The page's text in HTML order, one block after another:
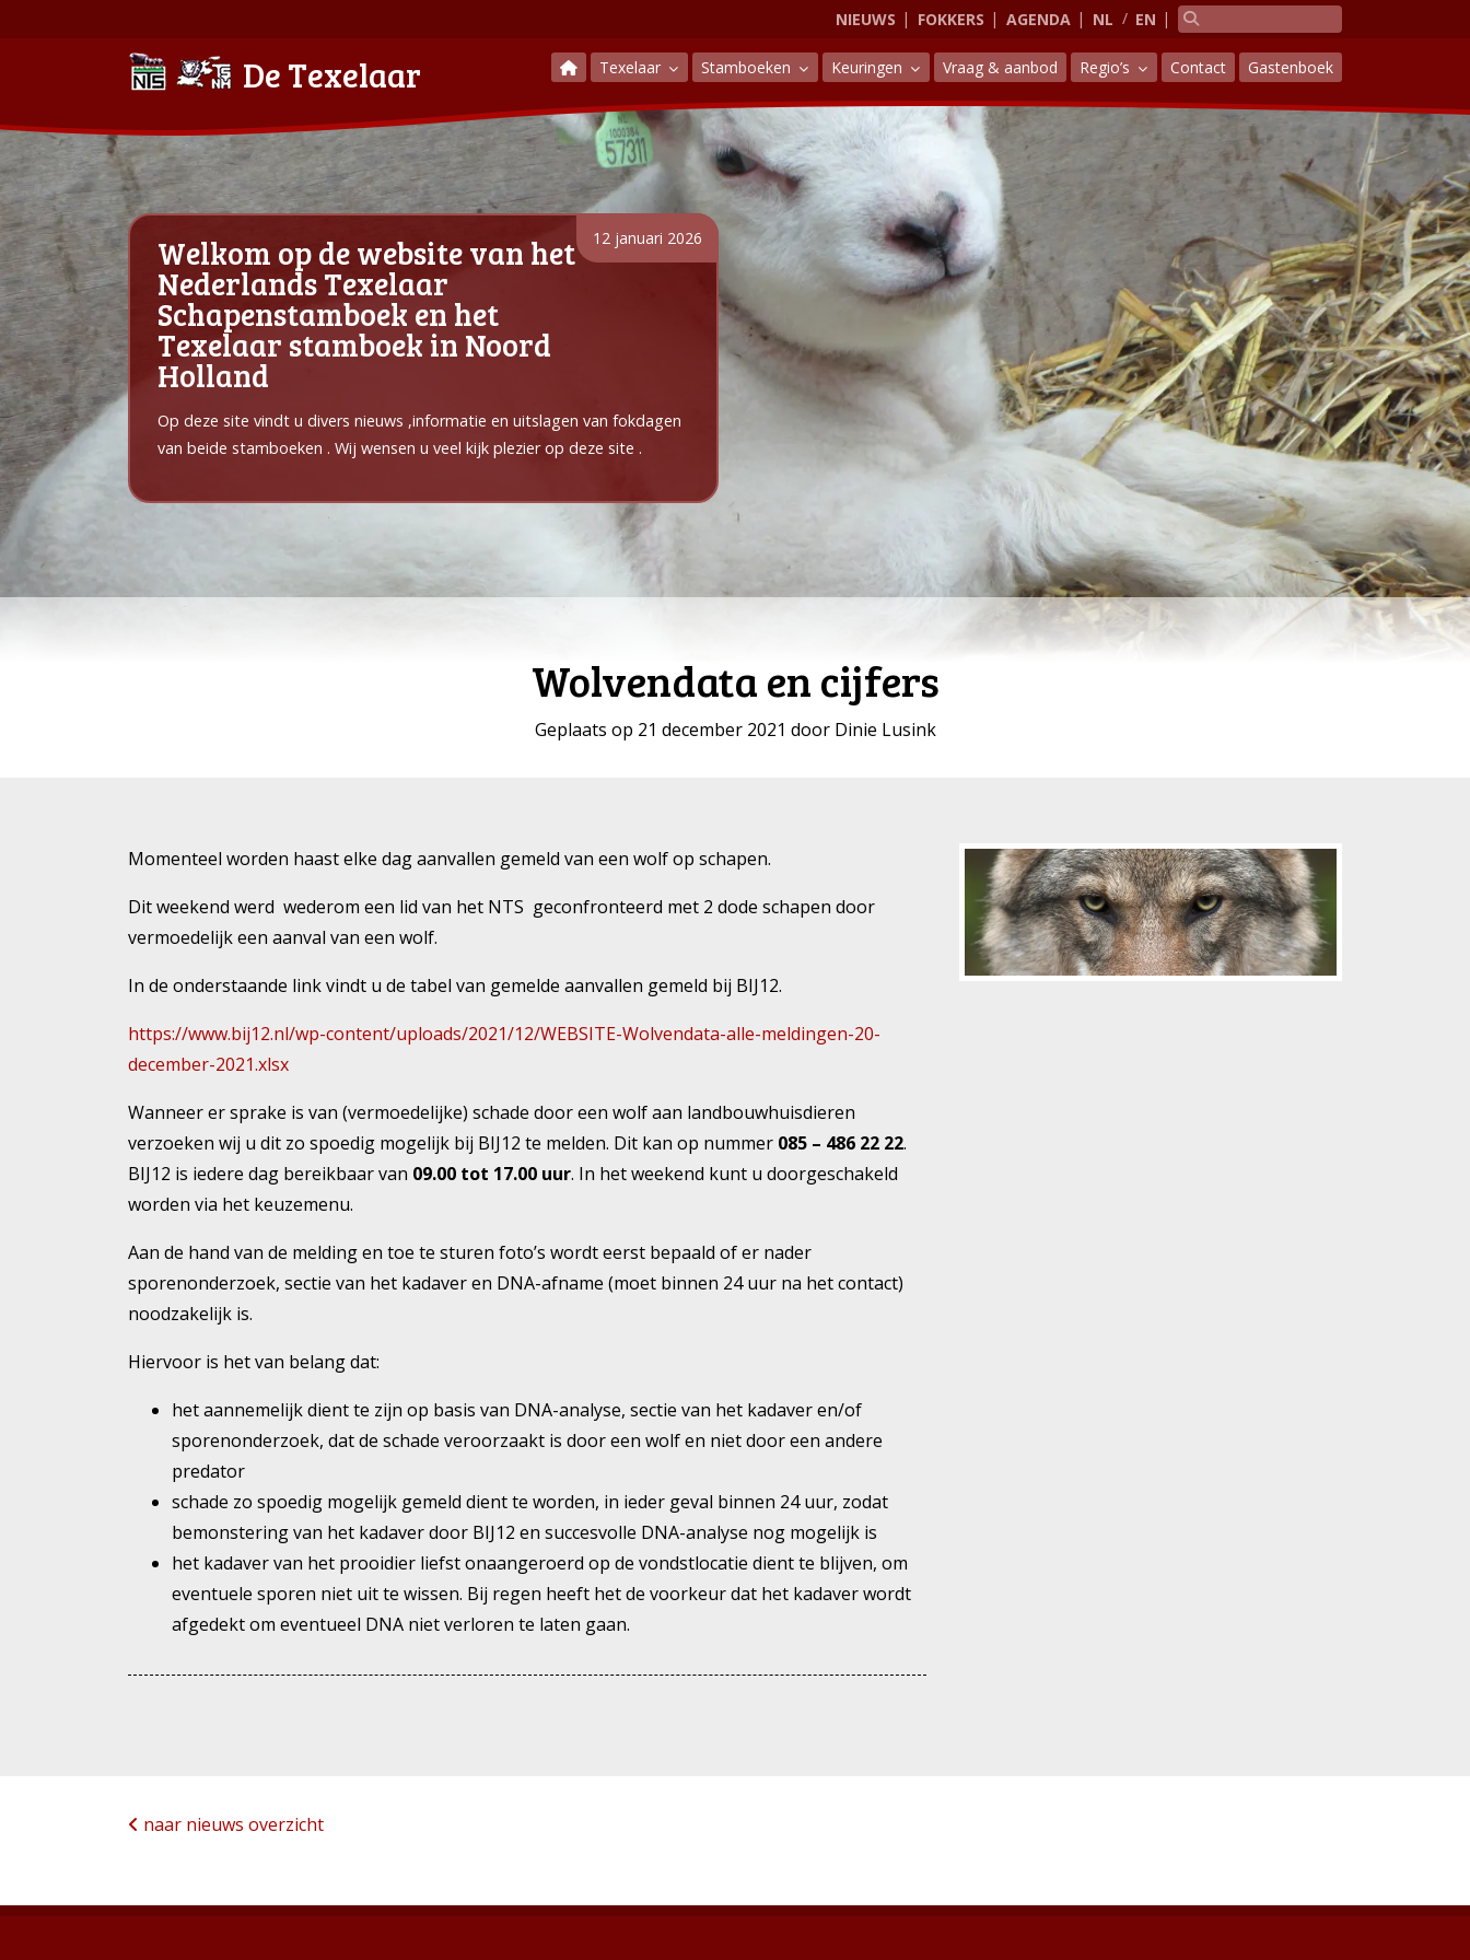
NIEUWS FOKKERS AGENDA NL EN
De Texelaar Texelaar Stamboeken Keuringen Vraag & aanbod Regio’s Contact Gastenboek
12 januari 2026
Welkom op de website van het
Nederlands Texelaar
Schapenstamboek en het
Texelaar stamboek in Noord
Holland
Op deze site vindt u divers nieuws ,informatie en uitslagen van fokdagen
van beide stamboeken . Wij wensen u veel kijk plezier op deze site .
Wolvendata en cijfers
Geplaats op 21 december 2021 door Dinie Lusink
Momenteel worden haast elke dag aanvallen gemeld van een wolf op schapen.
Dit weekend werd wederom een lid van het NTS geconfronteerd met 2 dode schapen door
vermoedelijk een aanval van een wolf.
In de onderstaande link vindt u de tabel van gemelde aanvallen gemeld bij BIJ12.
https://www.bij12.nl/wp-content/uploads/2021/12/WEBSITE-Wolvendata-alle-meldingen-20-
december-2021.xlsx
Wanneer er sprake is van (vermoedelijke) schade door een wolf aan landbouwhuisdieren
verzoeken wij u dit zo spoedig mogelijk bij BIJ12 te melden. Dit kan op nummer 085 – 486 22 22.
BIJ12 is iedere dag bereikbaar van 09.00 tot 17.00 uur. In het weekend kunt u doorgeschakeld
worden via het keuzemenu.
Aan de hand van de melding en toe te sturen foto’s wordt eerst bepaald of er nader
sporenonderzoek, sectie van het kadaver en DNA-afname (moet binnen 24 uur na het contact)
noodzakelijk is.
Hiervoor is het van belang dat:
het aannemelijk dient te zijn op basis van DNA-analyse, sectie van het kadaver en/of
sporenonderzoek, dat de schade veroorzaakt is door een wolf en niet door een andere
predator
schade zo spoedig mogelijk gemeld dient te worden, in ieder geval binnen 24 uur, zodat
bemonstering van het kadaver door BIJ12 en succesvolle DNA-analyse nog mogelijk is
het kadaver van het prooidier liefst onaangeroerd op de vondstlocatie dient te blijven, om
eventuele sporen niet uit te wissen. Bij regen heeft het de voorkeur dat het kadaver wordt
afgedekt om eventueel DNA niet verloren te laten gaan.
naar nieuws overzicht